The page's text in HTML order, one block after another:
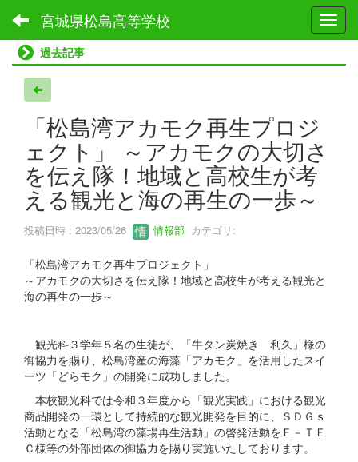
宮城県松島高等学校
過去記事
「松島湾アカモク再生プロジ
ェクト」 ～アカモクの大切さ
を伝え隊！地域と高校生が考
える観光と海の再生の一歩～
投稿日時 : 2023/05/26 情報部 カテゴリ:
「松島湾アカモク再生プロジェクト」
～アカモクの大切さを伝え隊！地域と高校生が考える観光と
海の再生の一歩～
観光科３学年５名の生徒が、「牛タン炭焼き 利久」様の
御協力を賜り、松島湾産の海藻「アカモク」を活用したスイ
ーツ「どらモク」の開発に成功しました。
本校観光科では令和３年度から「観光実践」における観光
商品開発の一環として持続的な観光開発を目的に、ＳＤＧｓ
活動となる「松島湾の藻場再生活動」の啓発活動をＥ－ＴＥ
Ｃ様等の外部団体の御協力を賜り実施いたしております。